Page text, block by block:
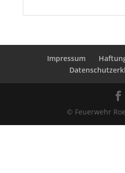
Impressum
© Feuerwehr